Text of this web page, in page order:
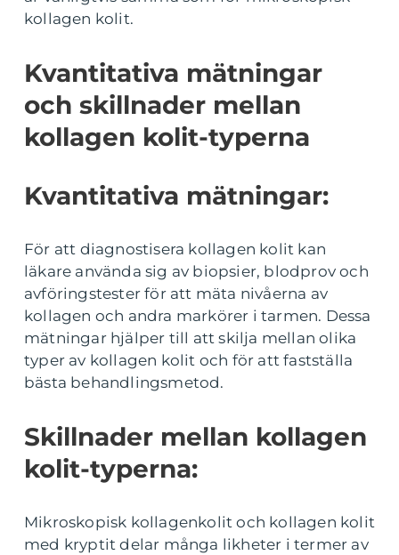
kollagen kolit.
Kvantitativa mätningar
och skillnader mellan
kollagen kolit-typerna
Kvantitativa mätningar:
För att diagnostisera kollagen kolit kan
läkare använda sig av biopsier, blodprov och
avföringstester för att mäta nivåerna av
kollagen och andra markörer i tarmen. Dessa
mätningar hjälper till att skilja mellan olika
typer av kollagen kolit och för att fastställa
bästa behandlingsmetod.
Skillnader mellan kollagen
kolit-typerna:
Mikroskopisk kollagenkolit och kollagen kolit
med kryptit delar många likheter i termer av